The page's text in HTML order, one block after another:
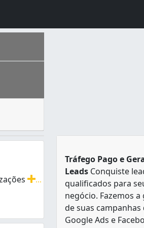
município é entrecortado por
de seus Eventos
Tráfego Pago e
Leads Conquiste
qualificados para
negócio. Fazemos a
de suas campanhas
Google Ads e